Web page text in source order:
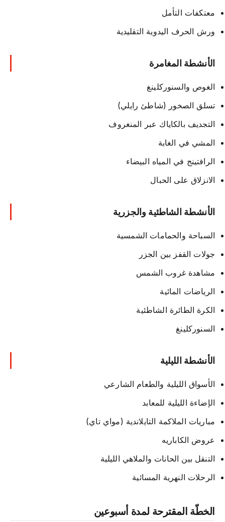
معتكفات التأمل
ورش الحرف اليدوية التقليدية
الأنشطة المغامرة
الغوص والسنوركلينغ
تسلق الصخور (شاطئ رايلي)
التجديف بالكاياك عبر المنغروف
المشي في الغابة
الرافتينج في المياه البيضاء
الانزلاق على الحبال
الأنشطة الشاطئية والجزرية
السباحة والحمامات الشمسية
جولات القفز بين الجزر
مشاهدة غروب الشمس
الرياضات المائية
الكرة الطائرة الشاطئية
السنوركلينغ
الأنشطة الليلية
الأسواق الليلية والطعام الشارعي
الإضاءة الليلية للمعابد
مباريات الملاكمة التايلاندية (مواي تاي)
عروض الكاباريه
التنقل بين الحانات والملاهي الليلية
الرحلات النهرية المسائية
الخطّة المقترحة لمدة أسبوعين